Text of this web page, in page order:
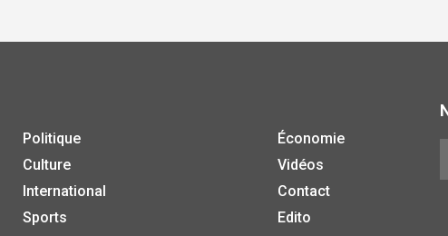
Politique
Culture
International
Sports
Économie
Vidéos
Contact
Edito